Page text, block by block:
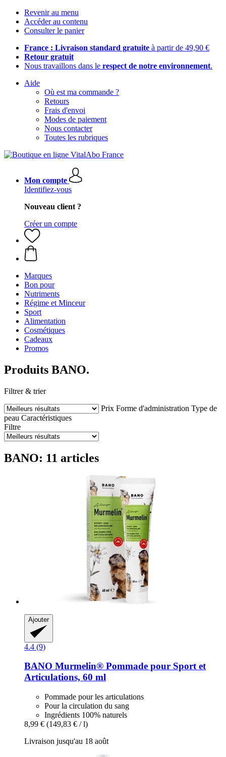
Revenir au menu
Accéder au contenu
Consulter le panier
France : Livraison standard gratuite à partir de 49,90 €
Retour gratuit
Nous travaillons dans le respect de notre environnement.
Aide
Où est ma commande ?
Retours
Frais d'envoi
Modes de paiement
Nous contacter
Toutes les rubriques
Mon compte
Identifiez-vous
Nouveau client ?
Créer un compte
Marques
Bon pour
Nutriments
Régime et Minceur
Sport
Alimentation
Cosmétiques
Cadeaux
Promos
Produits BANO.
Filtrer & trier
Prix Forme d'administration Type de
peau Caractéristiques
Filtre
BANO: 11 articles
Ajouter
4.4 (9)
BANO Murmelin® Pommade pour Sport et
Articulations, 60 ml
Pommade pour les articulations
Pour la circulation du sang
Ingrédients 100% naturels
8,99 € (149,83 € / l)
Livraison jusqu'au 18 août